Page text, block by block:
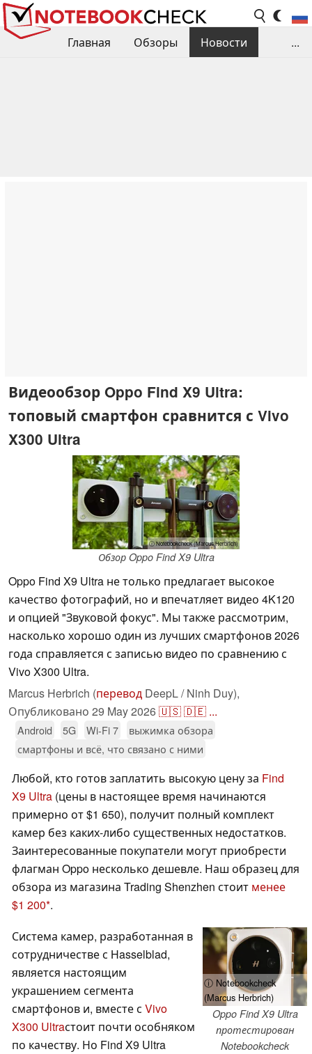
Главная Обзоры
Новости
...
Видеообзор Oppo Find X9 Ultra:
топовый смартфон сравнится с Vivo
X300 Ultra
ⓘ Notebookcheck (Marcus Herbrich)
Обзор Oppo Find X9 Ultra
Oppo Find X9 Ultra не только предлагает высокое
качество фотографий, но и впечатляет видео 4K120
и опцией "Звуковой фокус". Мы также рассмотрим,
насколько хорошо один из лучших смартфонов 2026
года справляется с записью видео по сравнению с
Vivo X300 Ultra.
Marcus Herbrich (перевод DeepL / Ninh Duy),
Опубликовано 29 May 2026🇺🇸🇩🇪 ...
Android 5G Wi-Fi 7
выжимка обзора
смартфоны и всё, что связано с ними
Любой, кто готов заплатить высокую цену за Find
X9 Ultra (цены в настоящее время начинаются
примерно от $1 650), получит полный комплект
камер без каких-либо существенных недостатков.
Заинтересованные покупатели могут приобрести
флагман Oppo несколько дешевле. Наш образец для
обзора из магазина Trading Shenzhen стоит менее
$1 200 .
ⓘ Notebookcheck
(Marcus Herbrich)
Oppo Find X9 Ultra
протестирован
Notebookcheck
Система камер, разработанная в
сотрудничестве с Hasselblad,
является настоящим
украшением сегмента
смартфонов и, вместе с Vivo
X300 Ultraстоит почти особняком
по качеству. Но Find X9 Ultra